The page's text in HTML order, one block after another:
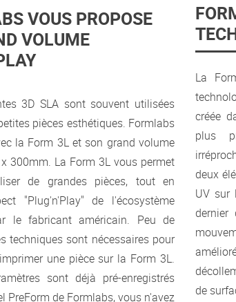
VOUS PROPOSE
VOLUME
3D SLA sont souvent utilisées
pièces esthétiques. Formlabs
la Form 3L et son grand volume
300mm. La Form 3L vous permet
de grandes pièces, tout en
"Plug'n'Play" de l'écosystème
le fabricant américain. Peu de
techniques sont nécessaires pour
une pièce sur la Form 3L.
sont déjà pré-enregistrés
PreForm de Formlabs, vous n'avez
La
créée
plus
deux
UV sur
de